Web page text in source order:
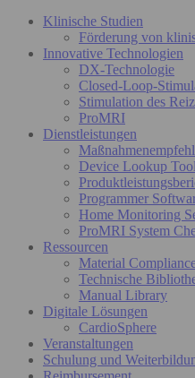
Klinische Studien
Förderung von
Innovative Technologien
DX-Technologie
Closed-Loop-
Stimulation des
ProMRI
Dienstleistungen
Device Lookup Tool
Programmer
Home Monitoring
ProMRI System
Ressourcen
Material
Technische
Manual Library
Digitale Lösungen
CardioSphere
Veranstaltungen
Schulung und